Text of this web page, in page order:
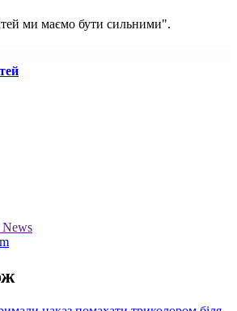
ми маємо бути сильними".
News